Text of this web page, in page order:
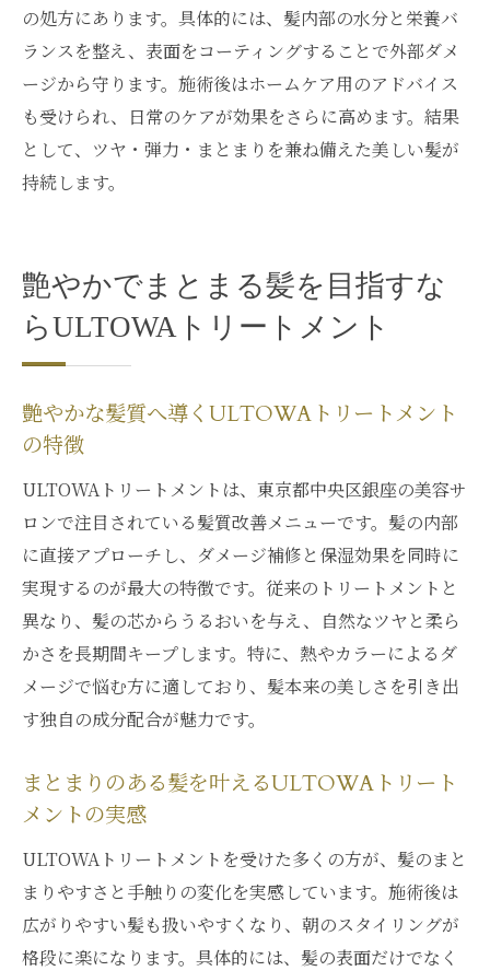
の処方にあります。具体的には、髪内部の水分と栄養バ
ランスを整え、表面をコーティングすることで外部ダメ
ージから守ります。施術後はホームケア用のアドバイス
も受けられ、日常のケアが効果をさらに高めます。結果
として、ツヤ・弾力・まとまりを兼ね備えた美しい髪が
持続します。
艶やかでまとまる髪を目指すな
らULTOWAトリートメント
艶やかな髪質へ導くULTOWAトリートメント
の特徴
ULTOWAトリートメントは、東京都中央区銀座の美容サ
ロンで注目されている髪質改善メニューです。髪の内部
に直接アプローチし、ダメージ補修と保湿効果を同時に
実現するのが最大の特徴です。従来のトリートメントと
異なり、髪の芯からうるおいを与え、自然なツヤと柔ら
かさを長期間キープします。特に、熱やカラーによるダ
メージで悩む方に適しており、髪本来の美しさを引き出
す独自の成分配合が魅力です。
まとまりのある髪を叶えるULTOWAトリート
メントの実感
ULTOWAトリートメントを受けた多くの方が、髪のまと
まりやすさと手触りの変化を実感しています。施術後は
広がりやすい髪も扱いやすくなり、朝のスタイリングが
格段に楽になります。具体的には、髪の表面だけでなく